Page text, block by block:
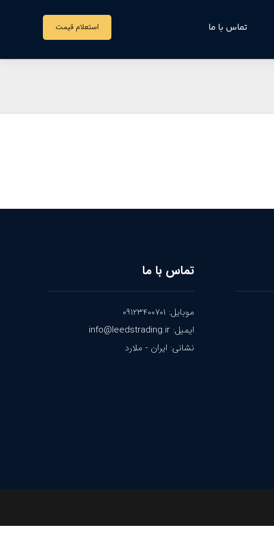
تماس با ما استعلام قیمت
تماس با ما
موبایل: ۰۹۱۲۳۴۰۰۷۰۱
ایمیل: info@leedstrading.ir
نشانی: ایران - ملارد